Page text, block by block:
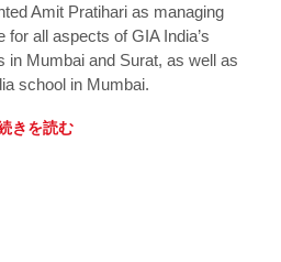
Amit Pratihari as managing
for all aspects of GIA India’s
in Mumbai and Surat, as well as
school in Mumbai.
きを読む